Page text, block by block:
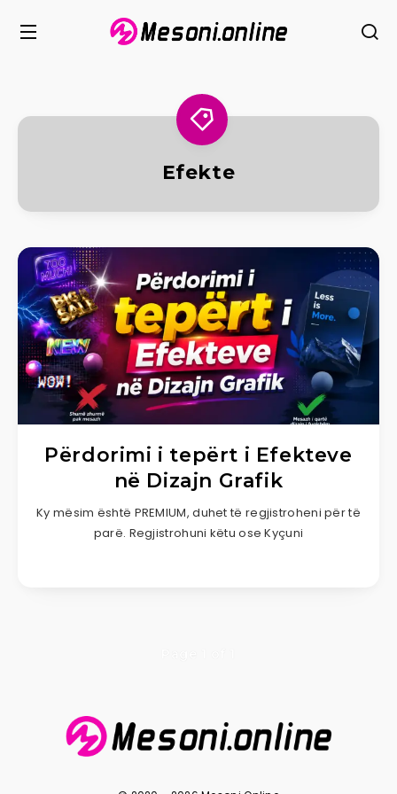
Efekte
Përdorimi i tepërt i Efekteve
në Dizajn Grafik
Ky mësim është PREMIUM, duhet të regjistroheni për të
parë. Regjistrohuni këtu ose Kyçuni